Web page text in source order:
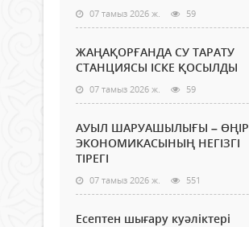
07 тамыз 2026 ж. 59
ЖАҢАҚОРҒАНДА СУ ТАРАТУ
СТАНЦИЯСЫ ІСКЕ ҚОСЫЛДЫ
07 тамыз 2026 ж. 59
АУЫЛ ШАРУАШЫЛЫҒЫ – ӨҢІР
ЭКОНОМИКАСЫНЫҢ НЕГІЗГІ
ТІРЕГІ
07 тамыз 2026 ж. 551
Есептен шығару куәліктері